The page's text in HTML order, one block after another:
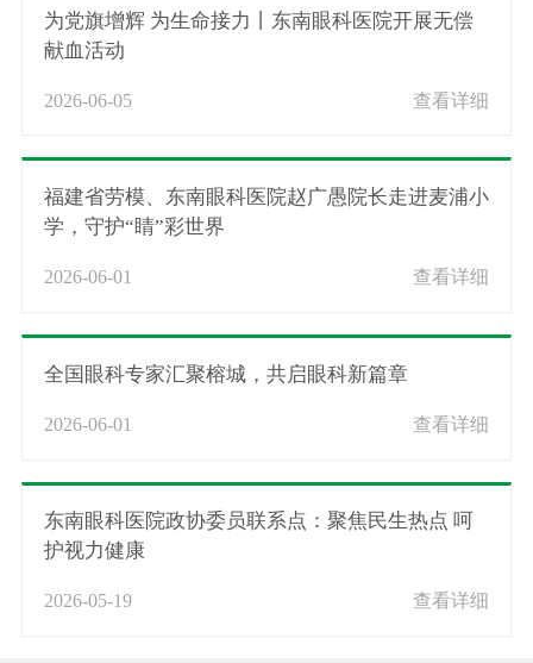
为党旗增辉 为生命接力丨东南眼科医院开展无偿
献血活动
2026-06-05 查看详细
福建省劳模、东南眼科医院赵广愚院长走进麦浦小
学，守护“睛”彩世界
2026-06-01 查看详细
全国眼科专家汇聚榕城，共启眼科新篇章
2026-06-01 查看详细
东南眼科医院政协委员联系点：聚焦民生热点 呵
护视力健康
2026-05-19 查看详细